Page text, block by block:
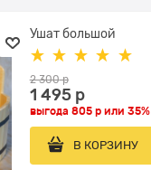
Ушат большой
2 300 р
1 495 р
выгода 805 рили 35%
В КОРЗИНУ